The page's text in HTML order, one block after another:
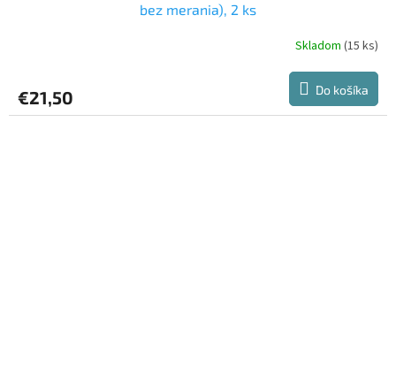
bez merania), 2 ks
Skladom (15 ks)
€21,50 Do košíka